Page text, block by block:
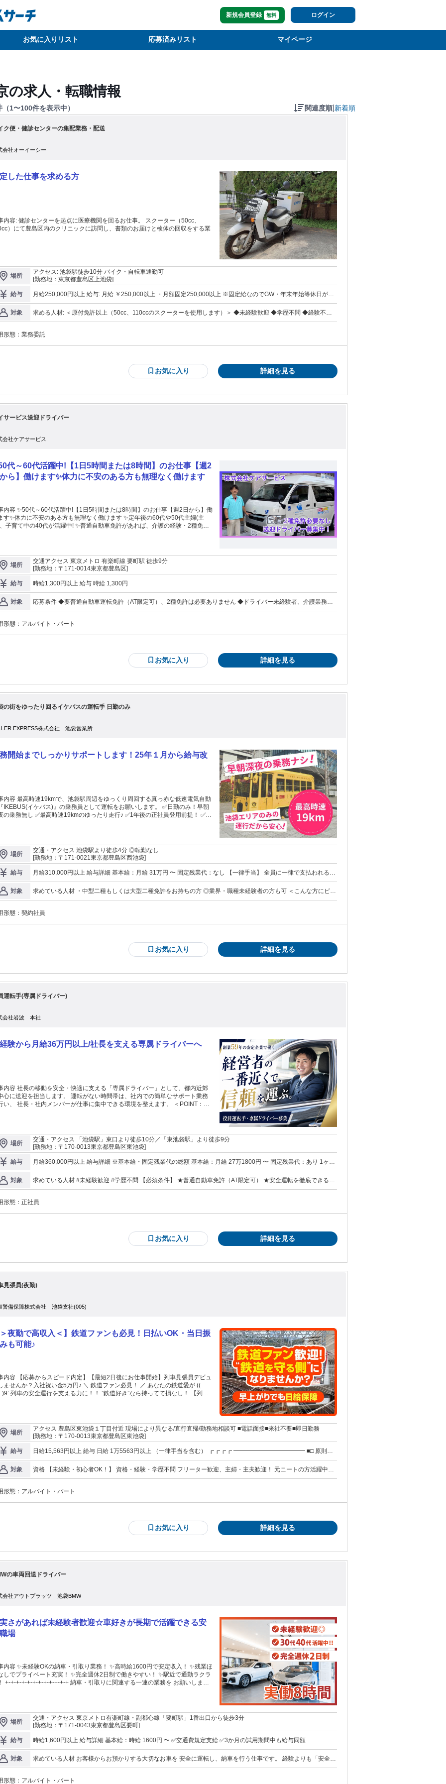
新規会員登録 無料 ログイン
お気に入りリスト 応募済みリスト マイページ
の求人・転職情報
（1〜100件を表示中） 関連度順 新着順
ク便・健診センターの集配業務・配送
会社オーイーシー
した仕事を求める方
に医療機関を回るお仕事。 スクーター（50cc、
）にて豊島区内のクリニックに訪問し、書類のお届けと検体の回収をする業
場所
アクセス: 池袋駅徒歩10分 バイク・自転車通勤可
[勤務地：東京都豊島区上池袋]
給与
月給250,000円以上 給与: 月給 ￥250,000以上 ・月額固定250,000以上 ※固定給なのでGW・年末年始等休日が多
対象
求める人材: ＜原付免許以上（50cc、110ccのスクーターを使用します）＞ ◆未経験歓迎 ◆学歴不問 ◆経験不問
形態： 業務委託
お気に入り 詳細を見る
サービス送迎ドライバー
会社ケアサービス
代～60代活躍中!【1日5時間または8時間】のお仕事【週2
ら】働けます✨体力に不安のある方も無理なく働けます
内容 ✨50代～60代活躍中!【1日5時間または8時間】のお仕事【週2日から】働
す✨体力に不安のある方も無理なく働けます ✨定年後の60代や50代主婦(主
子育て中の40代が活躍中! ✨普通自動車免許があれば、介護の経験・2種免許
⭐お客様のご自宅とデイサービスセンター間の送迎業務をお願い
す。 車両はワンボックスタイプのハイエース、キャラバン等です。 介護職が
するため、お客様の対応などは任せられて安心です。 介護・介助業務は担当
せんので、介護の経験や資格がなくても大丈夫です。 アピールポイント ◆地
献を感じられるお仕事 ◆時給1,300円 ◆週2日から勤務可能 ◆1日5時間(午前
時間+夕方2.5時間)または8時間勤務 ◆ダブルワーク可 ◆定年後のお仕事とし
高年やシニア世代が活躍中
場所
交通アクセス 東京メトロ 有楽町線 要町駅 徒歩9分
[勤務地：〒171-0014東京都豊島区]
給与 時給1,300円以上 給与 時給 1,300円
対象
応募条件 ◆要普通自動車運転免許（AT限定可）、2種免許は必要ありません ◆ドライバー未経験者、介護業務未
です。 ・定年退職後の第二の人生のスタートも応援します。 ・荷物の積み下ろしや深夜勤務がなく日勤のみで、
形態： アルバイト・パート
お気に入り 詳細を見る
の街をゆったり回るイケバスの運転手 日勤のみ
EXPRESS株式会社 池袋営業所
開始までしっかりサポートします！25年１月から給与改
内容 最高時速19kmで、池袋駅周辺をゆっくり周回する真っ赤な低速電気自動
イケバス)』の乗務員として運転をお願いします。 ✅日勤のみ！早朝
の乗務無し ✅最高時速19kmのゆったり走行♪ ✅1年後の正社員登用前提！ ✅女
で街を回遊するので 「遅れる！！」なんて 焦ることもありません。 笑顔
車いただいてるお客様ばかり！ お客様とのトラブルやなどもないので 心に余
務ができます。 働く環境も前職より 格段に良くなりました。 〇早朝深
乗務無し 〇乗務前の健康チェック 〇IoTを活用したリアルタイムな乗務員の動
で、安心して乗務できます。 一緒に働くのも 穏やかで気さくな仲間ばか
元タクシードライバーも 複数名活躍しています。 だから心にゆとりを持って
様の楽しい旅の思い出づくりに専念でき、 お客様と笑顔の触合いが嬉しいお
ら安心ね」と言ってくれます。 - 池袋周辺の魅力的な4つ
園。アニメ、マンガ、コスプレなどのサブカル…。 観光客に人気の池袋。 ま
ています。 池袋駅周辺
だから私たち乗務員も自然と笑顔で接客ができます。 今回は乗務員増員募
契約社員スタートですが 1年後の正社員登用を前提とした採用です。
場所
交通・アクセス 池袋駅より徒歩4分 ◎転勤なし
[勤務地：〒171-0021東京都豊島区西池袋]
給与
月給310,000円以上 給与詳細 基本給：月給 31万円 〜 固定残業代：なし 【一律手当】 全員に一律で支払われる通
※月給に含む
対象
求めている人材 ・中型二種もしくは大型二種免許をお持ちの方 ◎業界・職種未経験者の方も可 ＜こんな方にピッ
ドライバーも活躍中 ◎接客、販売、営業など異業種、異職種からの転職者も多数活躍中です！ ◎もちろん元路線
形態： 契約社員
お気に入り 詳細を見る
運転手(専属ドライバー)
会社岩波 本社
験から月給36万円以上/社長を支える専属ドライバーへ
内容 社長の移動を安全・快適に支える「専属ドライバー」として、都内近郊
心に送迎を担当します。 運転がない時間帯は、社内での簡単なサポート業務
い、 社長・社内メンバーが仕事に集中できる環境を整えます。 ＜POINT：当
しやすい ☆具体的な仕事内容
・社長の送迎（取引先訪問、会食、
動など） ・運転ルートの確認、時間管理（渋滞・天候を踏まえた調
出し など） 【運転エリア】 23
中心／長距離運転は少なめ 【使用車】 アルファード、ベンツ など ☆未経験
も安心できる理由 ━━━━━━━━━━━━━━━━━━━━ ▶先輩が主要ル
・送迎時のポイント・立ち振る舞いまで、段階的にレクチャー ▶単独で任せ
なく、慣れるまで同乗・確認しながら進めます ☆この仕事で大切にしてい
と ━━━━━━━━━━━━━━━━━━━━ このポジションは「運転技
なこと」を予測して動けるようになり、任される範囲も広がっていきます。
場所
交通・アクセス 「池袋駅」東口より徒歩10分／「東池袋駅」より徒歩9分
[勤務地：〒170-0013東京都豊島区東池袋]
給与
月給360,000円以上 給与詳細 ※基本給・固定残業代の総額 基本給：月給 27万1800円 〜 固定残業代：あり 1ヶ月
支給する 【一律手当】 全員に一律で支払われる通勤・皆勤・家族手当金額：なし 全員に一律で支払われるその他
手当金額：なし ※経験・スキルを考慮の上、決定します。 【昇給】 随時 【賞与】 年2回 【手当】 ■残業手当 ■資
格手当
対象
求めている人材 #未経験歓迎 #学歴不問 【必須条件】 ★普通自動車免許（AT限定可） ★安全運転を徹底できる方
寧な受け答えができる方／関係者と円滑にやり取りできる方
形態： 正社員
お気に入り 詳細を見る
見張員(夜勤)
警備保障株式会社 池袋支社(005)
＞夜勤で高収入＜】鉄道ファンも必見！日払いOK・当日振
も可能♪
内容 【応募からスピード内定】【最短2日後にお仕事開始】列車見張員デビュ
ませんか？入社祝い金5万円♪ ＼ 鉄道ファン必見！ ／ あなたの鉄道愛が ((ゝ
車の安全運行を支える力に！！ ”鉄道好き”なら持ってて損なし！ 【列車
す！！ 【当日中に現金GET！】 朝、専用サイトで申し込み、 ＜＜昼には
了＞＞ 仕事帰りに降ろせちゃう♪ ･:･:･:･:･:･:･:･:･:･:･:･:･:･:･:･ ＼履歴書不要＆
【電話応募受付中】 0120-090-639（採用担当）
･:･:･:･:･:･:･:･:･:･:･:･ ”働きたい日”に自由に働ける！ ↓こんなご要望叶えま
↓ 「明日働こうかな」…OKです！ 「土日祝休み希望」…大歓迎！ 「有休消化
は」…ほぼ100%！ 「早く終わった」…日給保証 ◎スマホで”すぐに”申請可能◎
なら前日までシフト変更可】 ☆【LUCKY】☆ お仕事は3～4時間で終わる
。 もちろん日給は全額支給します('▽'d) 【仕事内容】 鉄道工事に欠かせな
見張員」の仕事です。 鉄道工事に関わるスタッフが 安全に作業できるよ
に列車が近づく前に知らせ、 事故防止・サポートする重要な役割です。 ＜主
の最終確認 ＊無線・旗などで作業員へ合図して退避させる ＊作業中断の指示
会社全額バックアップ＞ ◎列車見張員資格取得が可能 （鉄道会社の講習修
通常の警備員として勤務し、 取得後から列車見張員として勤務開始となりま
任感が強い ＜日給保障
勤務 ＊緊張感が高い ＊天候の影響あり ========*======== 勤務（現場へ
OK！学歴不問！】 未経験でも安心！ サポート体制は万全です♪ 手に職つけて
のプロへ… ================ ★3日間の法定研修あり わかりやすく解説し
に配置します！ 先輩社員がじっくりと教えて くれるので安心してくださいね♪
率よく高収入・高額可能！> ＝＝＝＝＝＝ 応募後⇒研修スタート！ ▼ 法定研
日間【3万6000円GET！】 ▼ いよいよ初日勤務！ 【日給1万5563円以上＋祝
日給1万5563円（30日分） さあ！あなたも＜脱・金欠！＞ ※祝い金は規定あ
きなタイミングで取得！
短2日後に働ける！ ･:･:･:･:･:･:･:･:･:･:･:･:･:･:･:･:･ ※3日間の研修あり！勤務
勤務もあり＞ ○勤務時間／8:00～17:00 ○給与／日給1万3500
○週3日～勤務（シフト応相談）
場所
アクセス 豊島区東池袋１丁目付近 現場により異なる/直行直帰/勤務地相談可 ■電話面接■来社不要■即日勤務
[勤務地：〒170-0013東京都豊島区東池袋]
給与
日給15,563円以上 給与 日給 1万5563円以上 （一律手当を含む） ┏┏┏┏ ━━━━━━━━━━━━ ■□ 原則週
給料日】 なんと！日払いも可（当日入金） ━━━━━━━━━━━━━━━━ ＼＼＼｜｜｜｜／／／ 初回30日
勤務で 【55万円以上をGET♪】 ／／／｜｜｜｜＼＼＼ 日給1万5563円×初回30日 入社祝い金5万円 研修手当3.6万
円
対象
資格 【未経験・初心者OK！】 資格・経験・学歴不問 フリーター歓迎、主婦・主夫歓迎！ 元ニートの方活躍中！
【以下でお探しの方にも◎】 施設警備、常駐警備、施設管理、 大学・学校・病院警備、現場作業、 軽作業、整備
形態： アルバイト・パート
お気に入り 詳細を見る
の車両回送ドライバー
会社アウトプラッツ 池袋BMW
さがあれば未経験者歓迎☆車好きが長期で活躍できる安
場
内容 ✨未経験OKの納車・引取り業務！ ✨高時給1600円で安定収入！ ✨残業ほ
しでプライベート充実！ ✨完全週休2日制で働きやすい！ ✨駅近で通勤ラクラ
いしま
車・引取り ◆駐車場から駐車場へ車の回送 ◆車検場への持ち込み(1日4件程
その他付随する業務 ◥◥ ここがポイント ◤◤
◇時給1600円の高収入！週5日勤務で 月
円以上も可能 ◇残業ほぼなし！ プライベートの予定も立てやすい ◇しっか
める完休2日＋有給休暇 ◇要町駅から徒歩3分☆駅近で通勤便利 +-+-+-+-+-+-
アウトプラッツ池袋BMWについ
┗━━━━━━━━━━━━━━┛ BMW正規ディーラーとして 池袋・練馬・
に拠点を構え、 新車・認定中古車の販売や 整備サービスを提供しています。
に根ざした店舗展開で、 お客様に安心と信頼のカーライフを サポートし続け
場所
交通・アクセス 東京メトロ有楽町線・副都心線「要町駅」1番出口から徒歩3分
[勤務地：〒171-0043東京都豊島区要町]
給与 時給1,600円以上 給与詳細 基本給：時給 1600円 〜 ✅交通費規定支給 ✅3か月の試用期間中も給与同額
対象
求めている人材 お客様からお預かりする大切なお車を 安全に運転し、納車を行う仕事です。 経験よりも「安全運
だきます （費用は会社負担） ◆安全運転を徹底できる方 ◆長期で勤務できる方 ◆週4日〜5日勤務が可能な方 💡
形態： アルバイト・パート